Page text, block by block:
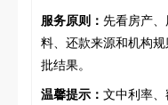
服务原则： 先看房产
料、还款来源和机构
批结果。
温馨提示： 文中利率